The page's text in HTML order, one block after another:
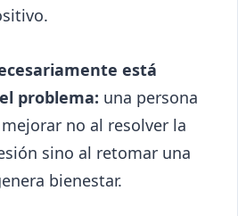
está
problema: una persona
no al resolver la
sino al retomar una
bienestar.